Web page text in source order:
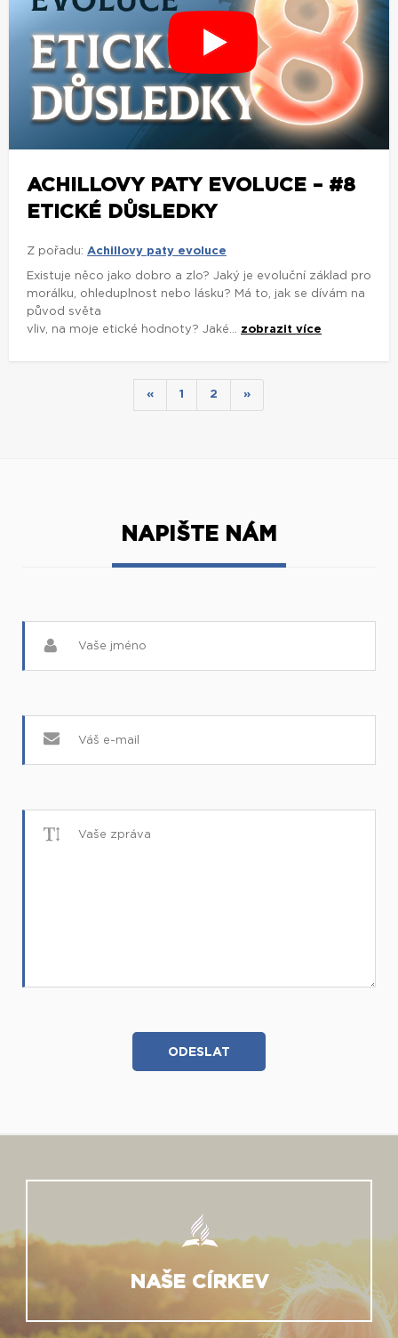
ACHILLOVY PATY EVOLUCE – #8
ETICKÉ DŮSLEDKY
Z pořadu: Achillovy paty evoluce
Existuje něco jako dobro a zlo? Jaký je evoluční základ pro
morálku, ohleduplnost nebo lásku? Má to, jak se dívám na
původ světa
vliv, na moje etické hodnoty? Jaké... zobrazit více
« 1 2 »
NAPIŠTE NÁM
NAŠE CÍRKEV